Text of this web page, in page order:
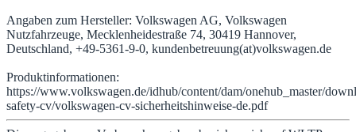
Angaben zum Hersteller: Volkswagen AG, Volkswagen
Nutzfahrzeuge, Mecklenheidestraße 74, 30419 Hannover,
Deutschland, +49-5361-9-0, kundenbetreuung(at)volkswagen.de
Produktinformationen:
https://www.volkswagen.de/idhub/content/dam/onehub_master/
safety-cv/volkswagen-cv-sicherheitshinweise-de.pdf